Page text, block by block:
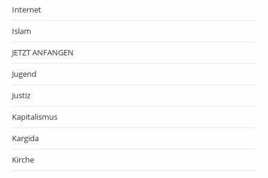
Internet
Islam
JETZT ANFANGEN
Jugend
Justiz
Kapitalismus
Kargida
Kirche